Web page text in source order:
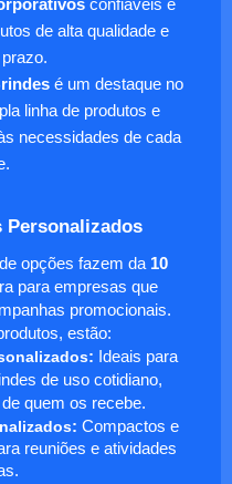
confiáveis é
de alta qualidade e
é um destaque no
linha de produtos e
necessidades de cada
opções fazem da 10
para empresas que
promocionais.
estão:
: Ideais para
de uso cotidiano,
quem os recebe.
: Compactos e
reuniões e atividades